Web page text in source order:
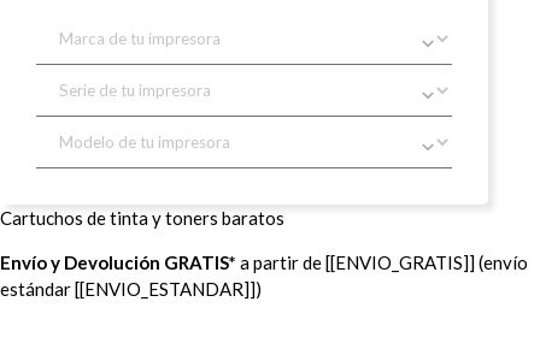
Cartuchos de tinta y toners baratos
Envío y Devolución GRATIS* a partir de [[ENVIO_GRATIS]] (envío
estándar [[ENVIO_ESTANDAR]])